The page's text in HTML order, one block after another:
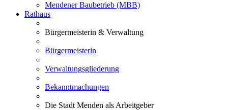
Mendener Baubetrieb (MBB)
Rathaus
Bürgermeisterin & Verwaltung
Bürgermeisterin
Verwaltungsgliederung
Bekanntmachungen
Die Stadt Menden als Arbeitgeber